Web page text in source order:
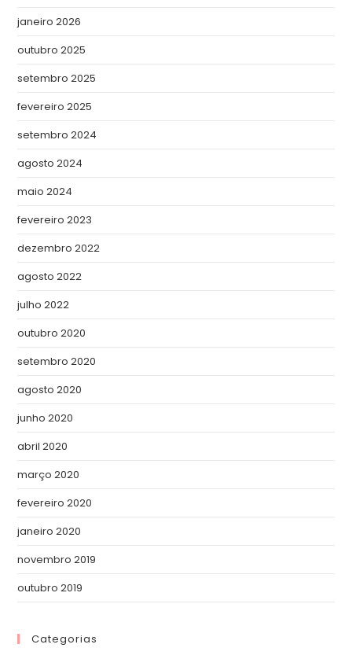
janeiro 2026
outubro 2025
setembro 2025
fevereiro 2025
setembro 2024
agosto 2024
maio 2024
fevereiro 2023
dezembro 2022
agosto 2022
julho 2022
outubro 2020
setembro 2020
agosto 2020
junho 2020
abril 2020
março 2020
fevereiro 2020
janeiro 2020
novembro 2019
outubro 2019
Categorias